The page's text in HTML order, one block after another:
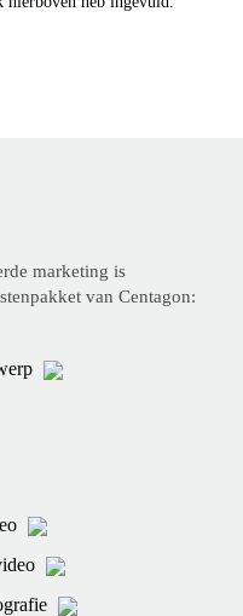
marketing is
van Centagon: